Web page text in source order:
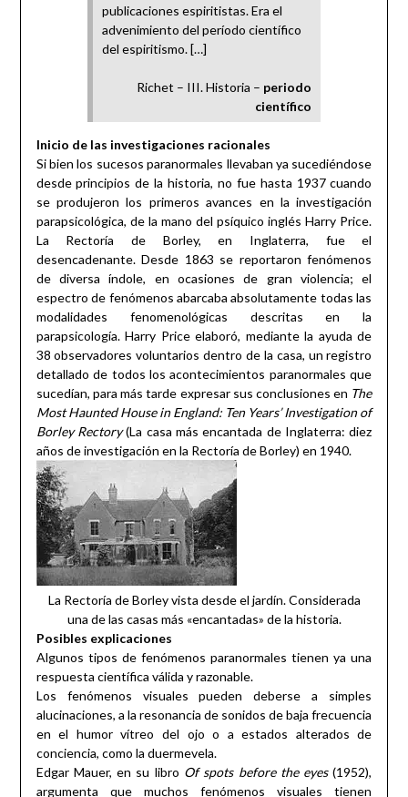
publicaciones espiritistas. Era el
advenimiento del período científico
del espiritismo. […]
Richet – III. Historia – periodo
científico
Inicio de las investigaciones racionales
Si bien los sucesos paranormales llevaban ya sucediéndose
desde principios de la historia, no fue hasta 1937 cuando
se produjeron los primeros avances en la investigación
parapsicológica, de la mano del psíquico inglés Harry Price.
La Rectoría de Borley, en Inglaterra, fue el
desencadenante. Desde 1863 se reportaron fenómenos
de diversa índole, en ocasiones de gran violencia; el
espectro de fenómenos abarcaba absolutamente todas las
modalidades fenomenológicas descritas en la
parapsicología. Harry Price elaboró, mediante la ayuda de
38 observadores voluntarios dentro de la casa, un registro
detallado de todos los acontecimientos paranormales que
sucedían, para más tarde expresar sus conclusiones en The
Most Haunted House in England: Ten Years’ Investigation of
Borley Rectory(La casa más encantada de Inglaterra: diez
años de investigación en la Rectoría de Borley) en 1940.
La Rectoría de Borley vista desde el jardín. Considerada
una de las casas más «encantadas» de la historia.
Posibles explicaciones
Algunos tipos de fenómenos paranormales tienen ya una
respuesta científica válida y razonable.
Los fenómenos visuales pueden deberse a simples
alucinaciones, a la resonancia de sonidos de baja frecuencia
en el humor vítreo del ojo o a estados alterados de
conciencia, como la duermevela.
Edgar Mauer, en su libro Of spots before the eyes(1952),
argumenta que muchos fenómenos visuales tienen